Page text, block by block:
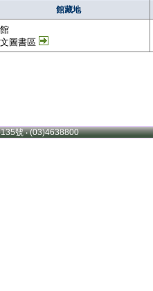
館藏地
圖書區
號 ‧ (03)4638800